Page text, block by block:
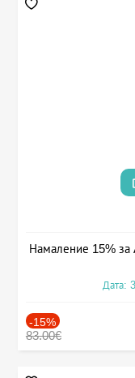
Намаление 15% за
Дата:
-15%
83.00€